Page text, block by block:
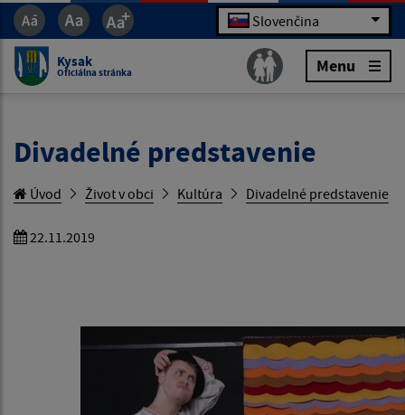
Slovenčina
Kysak
Oficiálna stránka Menu
Divadelné predstavenie
Úvod Život v obci Kultúra Divadelné predstavenie
22.11.2019